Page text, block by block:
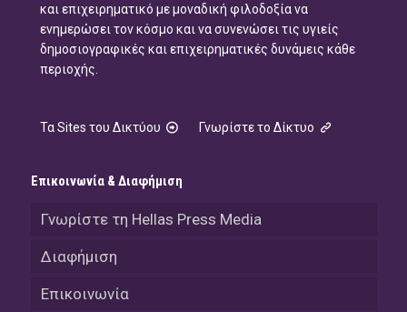
και επιχειρηματικό με μοναδική φιλοδοξία να
ενημερώσει τον κόσμο και να συνενώσει τις υγιείς
δημοσιογραφικές και επιχειρηματικές δυνάμεις κάθε
περιοχής.
Τα Sites του Δικτύου Γνωρίστε το Δίκτυο
Επικοινωνία & Διαφήμιση
Γνωρίστε τη Hellas Press Media
Διαφήμιση
Επικοινωνία